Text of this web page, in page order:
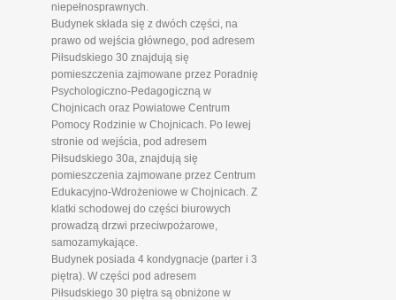
niepełnosprawnych.
Budynek składa się z dwóch części, na
prawo od wejścia głównego, pod adresem
Piłsudskiego 30 znajdują się
pomieszczenia zajmowane przez Poradnię
Psychologiczno-Pedagogiczną w
Chojnicach oraz Powiatowe Centrum
Pomocy Rodzinie w Chojnicach. Po lewej
stronie od wejścia, pod adresem
Piłsudskiego 30a, znajdują się
pomieszczenia zajmowane przez Centrum
Edukacyjno-Wdrożeniowe w Chojnicach. Z
klatki schodowej do części biurowych
prowadzą drzwi przeciwpożarowe,
samozamykające.
Budynek posiada 4 kondygnacje (parter i 3
piętra). W części pod adresem
Piłsudskiego 30 piętra są obniżone w